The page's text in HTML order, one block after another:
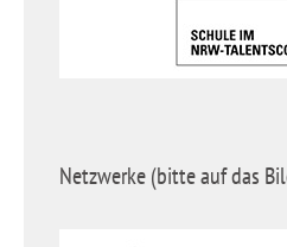
Netzwerke (bitte auf das